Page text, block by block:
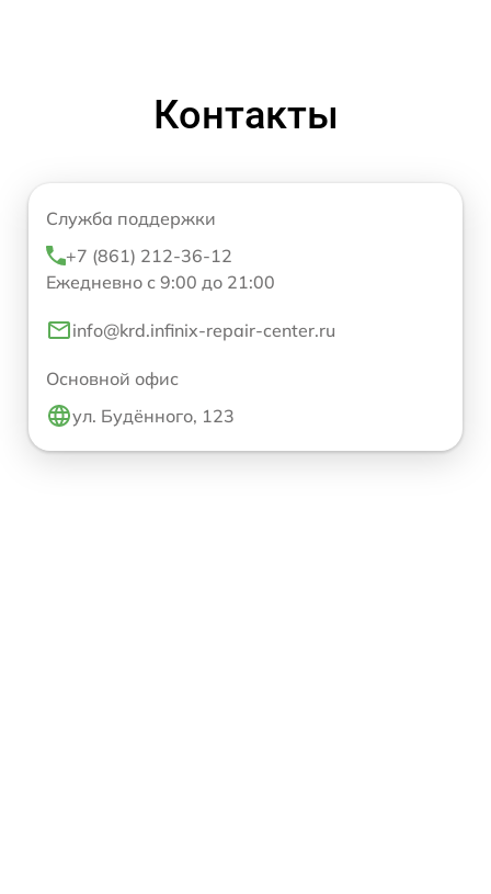
Контакты
Служба поддержки
+7 (861) 212-36-12
Ежедневно с 9:00 до 21:00
info@krd.infinix-repair-center.ru
Основной офис
ул. Будённого, 123